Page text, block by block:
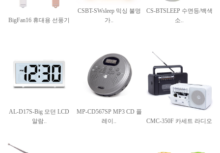
BigFan16 휴대용 선풍기
CSBT-SWsleep 믹싱 불멍
가..
CS-BTSLEEP 수면등/백색
소..
AL-D17S-Big 모던 LCD
알람..
MP-CD567SP MP3 CD 플
레이..
CMC-350F 카세트 라디오